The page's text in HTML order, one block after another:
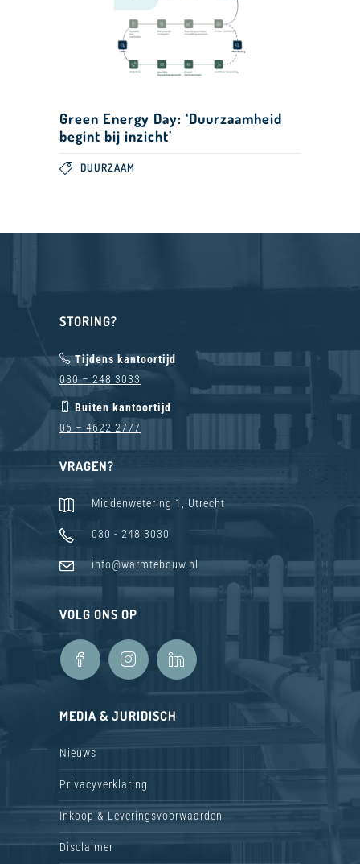
Green Energy Day: ‘Duurzaamheid
begint bij inzicht’
DUURZAAM
STORING?
Tijdens kantoortijd
030 – 248 3033
Buiten kantoortijd
06 – 4622 2777
VRAGEN?
Middenwetering 1, Utrecht
030 - 248 3030
info@warmtebouw.nl
VOLG ONS OP
MEDIA & JURIDISCH
Nieuws
Privacyverklaring
Inkoop & Leveringsvoorwaarden
Disclaimer